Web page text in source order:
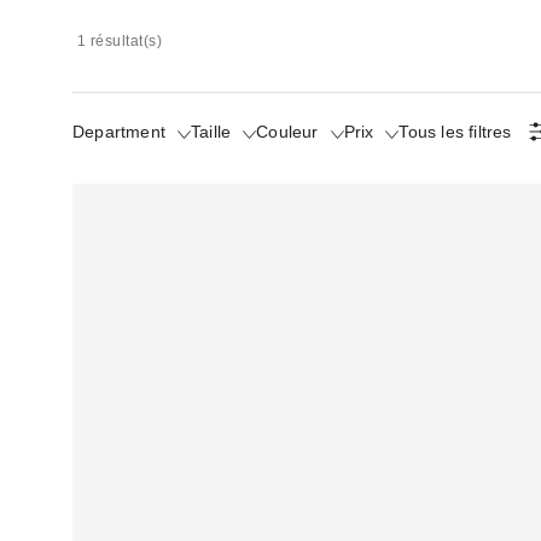
1 résultat(s)
Department Taille Couleur Prix Tous les filtres